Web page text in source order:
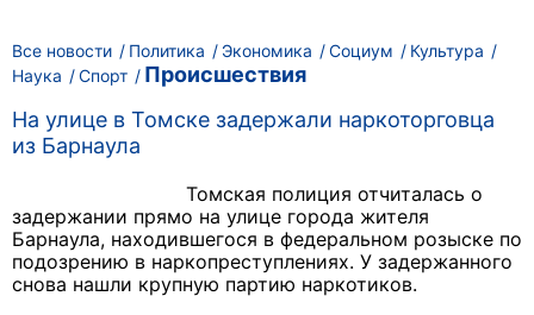
Все новости Политика Экономика Социум
Культура
Наука
Спорт
Происшествия
На улице в Томске задержали наркоторговца
из Барнаула
Томская полиция отчиталась о
задержании прямо на улице города жителя
Барнаула, находившегося в федеральном розыске по
подозрению в наркопреступлениях. У задержанного
снова нашли крупную партию наркотиков.